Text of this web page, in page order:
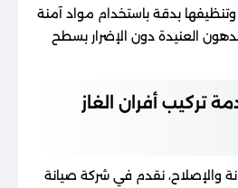
بدقة باستخدام مواد آمنة
العنيدة دون الإضرار بسطح
تركيب أفران الغاز
والإصلاح، نقدم في شركة صيانة